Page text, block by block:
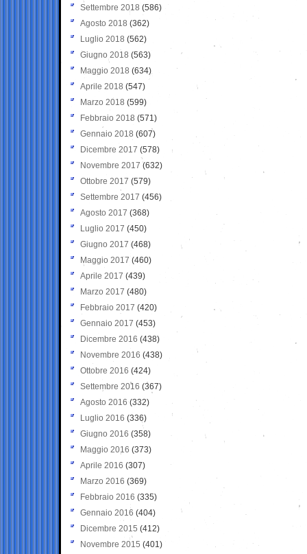
Settembre 2018 (586)
Agosto 2018 (362)
Luglio 2018 (562)
Giugno 2018 (563)
Maggio 2018 (634)
Aprile 2018 (547)
Marzo 2018 (599)
Febbraio 2018 (571)
Gennaio 2018 (607)
Dicembre 2017 (578)
Novembre 2017 (632)
Ottobre 2017 (579)
Settembre 2017 (456)
Agosto 2017 (368)
Luglio 2017 (450)
Giugno 2017 (468)
Maggio 2017 (460)
Aprile 2017 (439)
Marzo 2017 (480)
Febbraio 2017 (420)
Gennaio 2017 (453)
Dicembre 2016 (438)
Novembre 2016 (438)
Ottobre 2016 (424)
Settembre 2016 (367)
Agosto 2016 (332)
Luglio 2016 (336)
Giugno 2016 (358)
Maggio 2016 (373)
Aprile 2016 (307)
Marzo 2016 (369)
Febbraio 2016 (335)
Gennaio 2016 (404)
Dicembre 2015 (412)
Novembre 2015 (401)